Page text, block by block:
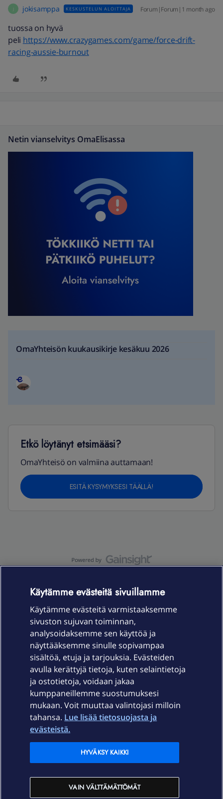
jokisamppa KESKUSTELUN ALOITTAJA Forum|Forum|1 month ago
tuossa on hyvä
peli https://www.crazygames.com/game/force-drift-
racing-aussie-burnout
Netin vianselvitys OmaElisassa
OmaYhteisön kuukausikirje kesäkuu 2026
Etkö löytänyt etsimääsi?
OmaYhteisö on valmiina auttamaan!
ESITÄ KYSYMYKSESI TÄÄLLÄ!
Laitteet & liittymät
Palvelut
Ajankohtaista
Elisa Oyj
In English
Käytämme evästeitä sivuillamme
Käytämme evästeitä varmistaaksemme
sivuston sujuvan toiminnan,
analysoidaksemme sen käyttöä ja
näyttääksemme sinulle sopivampaa
sisältöä, etuja ja tarjouksia. Evästeiden
avulla kerättyjä tietoja, kuten selaintietoja
ja ostotietoja, voidaan jakaa
kumppaneillemme suostumuksesi
mukaan. Voit muuttaa valintojasi milloin
tahansa. Lue lisää tietosuojasta ja
evästeistä.
VAIN VÄLTTÄMÄTTÖMÄT
HYVÄKSY KAIKKI